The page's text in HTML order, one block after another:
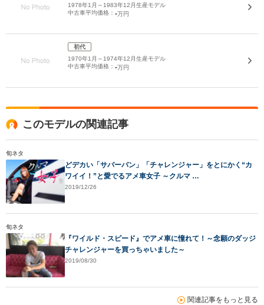
1978年1月～1983年12月生産モデル
中古車平均価格： -万円
初代
1970年1月～1974年12月生産モデル
中古車平均価格： -万円
このモデルの関連記事
旬ネタ
どデカい「サバーバン」「チャレンジャー」をとにかく“カ
ワイイ！”と愛でるアメ車女子 ～クルマ …
2019/12/26
旬ネタ
『ワイルド・スピード』でアメ車に憧れて！～念願のダッジ
チャレンジャーを買っちゃいました～
2019/08/30
関連記事をもっと見る